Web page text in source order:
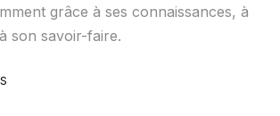
grâce à ses connaissances, à
son savoir-faire.